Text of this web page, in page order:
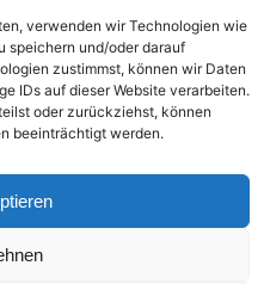
verwenden wir Technologien wie
speichern und/oder darauf
zustimmst, können wir Daten
IDs auf dieser Website verarbeiten.
oder zurückziehst, können
beeinträchtigt werden.